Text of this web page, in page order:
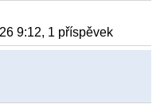
9:12, 1 příspěvek